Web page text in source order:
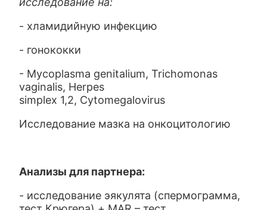
- хламидийную инфекцию
- гонококки
- Mycoplasma genitalium, Trichomonas
vaginalis, Herpes
simplex 1,2, Cytomegalovirus
Исследование мазка на онкоцитологию
Анализы для партнера:
- исследование эякулята (спермограмма,